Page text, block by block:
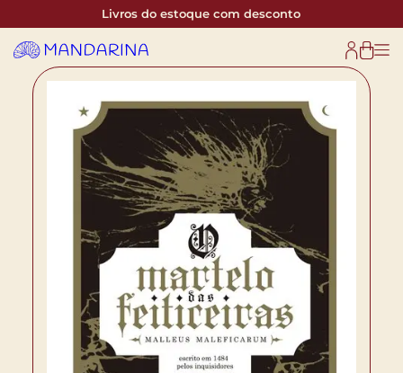
Livros do estoque com desconto